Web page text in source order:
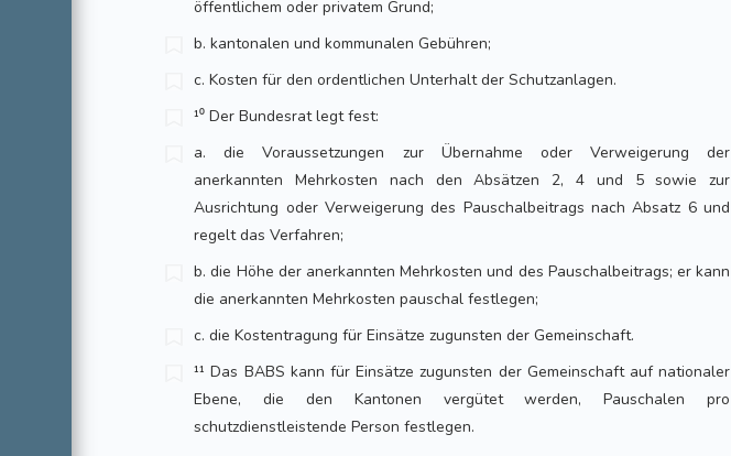
öffentlichem oder privatem Grund;
b. kantonalen und kommunalen Gebühren;
c. Kosten für den ordentlichen Unterhalt der Schutzanlagen.
¹⁰ Der Bundesrat legt fest:
a. die Voraussetzungen zur Übernahme oder Verweigerung der
anerkannten Mehrkosten nach den Absätzen 2, 4 und 5 sowie zur
Ausrichtung oder Verweigerung des Pauschalbeitrags nach Absatz 6 und
regelt das Verfahren;
b. die Höhe der anerkannten Mehrkosten und des Pauschalbeitrags; er kann
die anerkannten Mehrkosten pauschal festlegen;
c. die Kostentragung für Einsätze zugunsten der Gemeinschaft.
¹¹ Das BABS kann für Einsätze zugunsten der Gemeinschaft auf nationaler
Ebene, die den Kantonen vergütet werden, Pauschalen pro
schutzdienstleistende Person festlegen.